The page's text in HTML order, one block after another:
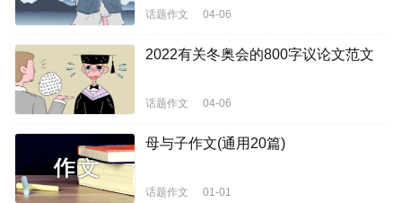
话题作文 04-06
2022有关冬奥会的800字议论文范文
话题作文 04-06
母与子作文(通用20篇)
话题作文 01-01